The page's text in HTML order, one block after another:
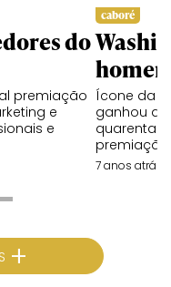
do
premiação
e
e
caboré
Ícone da
ganhou a
quarenta
premiação
7 anos atrás
+